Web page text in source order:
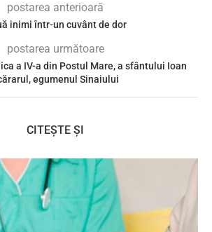
postarea anterioară
inimi într-un cuvânt de dor
postarea următoare
a IV-a din Postul Mare, a sfântului Ioan
egumenul Sinaiului
CITEȘTE ȘI